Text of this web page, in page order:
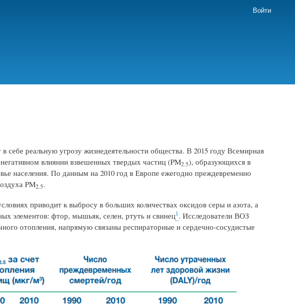
Войти
реальную угрозу жизнедеятельности общества. В 2015 году Всемирная
влиянии взвешенных твердых частиц (PM2.5), образующихся в
населения. По данным на 2010 год в Европе ежегодно преждевременно
PM2.5.
приводит к выбросу в больших количествах оксидов серы и азота, а
элементов: фтор, мышьяк, селен, ртуть и свинец1 . Исследователи ВОЗ
отопления, напрямую связаны респираторные и сердечно-сосудистые